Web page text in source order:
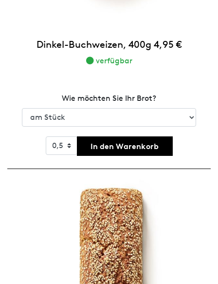
Dinkel-Buchweizen, 400g 4,95 €
verfügbar
Wie möchten Sie Ihr Brot?
In den Warenkorb